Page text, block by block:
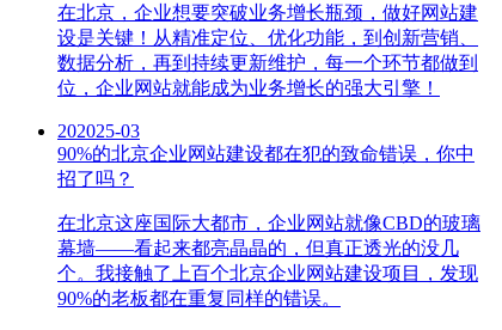
在北京，企业想要突破业务增长瓶颈，做好网站建
设是关键！从精准定位、优化功能，到创新营销、
数据分析，再到持续更新维护，每一个环节都做到
位，企业网站就能成为业务增长的强大引擎！
202025-03
90%的北京企业网站建设都在犯的致命错误，你中
招了吗？
在北京这座国际大都市，企业网站就像CBD的玻璃
幕墙——看起来都亮晶晶的，但真正透光的没几
个。我接触了上百个北京企业网站建设项目，发现
90%的老板都在重复同样的错误。